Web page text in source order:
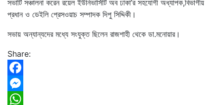
সভাটি সঞ্চালনা করেন রয়েল ইউনিভার্সিটি অব ঢাকা’র সহযোগী অধ্যাপক,বিভাগীয়
প্রধান ও ডেইলি প্রেসওয়াচ সম্পাদক দিপু সিদ্দিকী।
সভায় অন্যান্যদের মধ্যে সংযুক্ত ছিলেন রাজশাহী থেকে ডা.মনোয়ার।
Share:
Facebook
Messenger